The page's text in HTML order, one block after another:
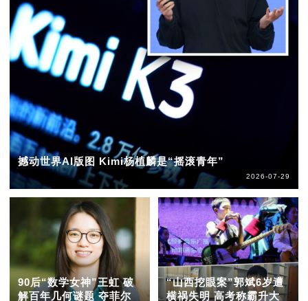
撼动世界AI版图 Kimi杨植麟是“摇滚青年”
2026-07-29
90后“数学女神”王虹 破
解百年几何谜题 夺菲尔
“山西挖眼案”郭斌6岁遭
横祸失明 高考称霸升大